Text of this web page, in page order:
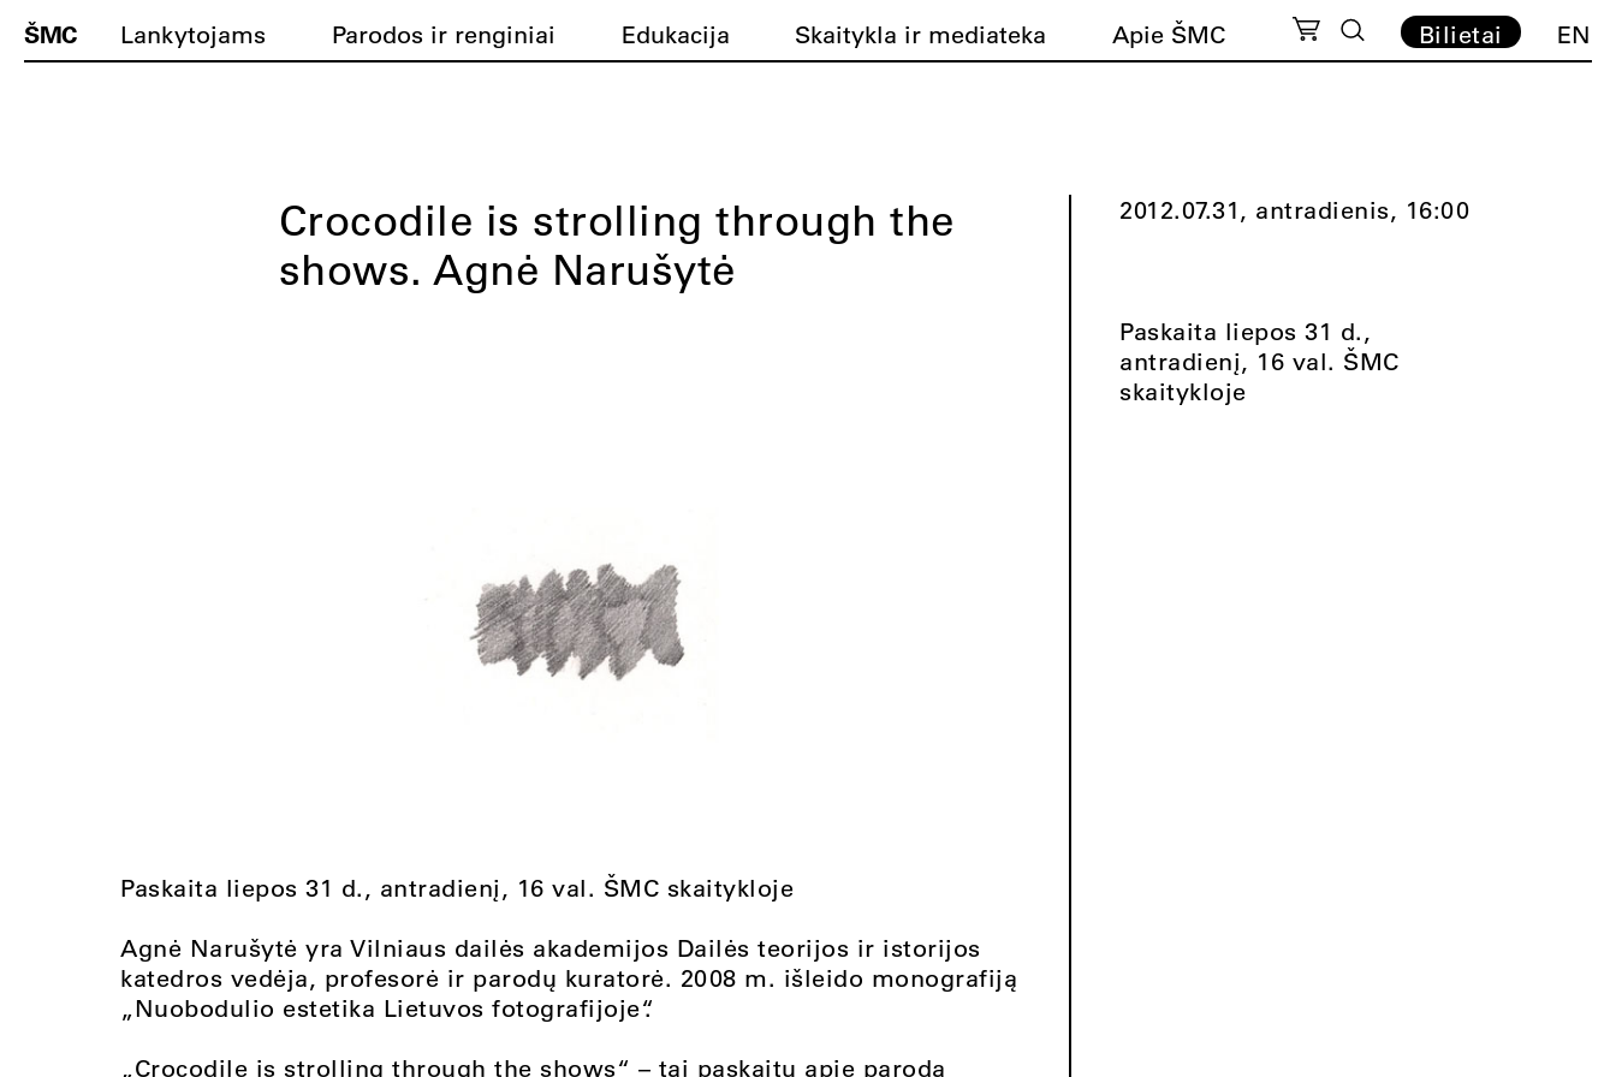
ŠMC Lankytojams Parodos ir renginiai Edukacija Skaitykla ir mediateka Apie ŠMC Bilietai EN
Crocodile is strolling through the
shows. Agnė Narušytė
Paskaita liepos 31 d., antradienį, 16 val. ŠMC skaitykloje
Agnė Narušytė yra Vilniaus dailės akademijos Dailės teorijos ir istorijos
katedros vedėja, profesorė ir parodų kuratorė. 2008 m. išleido monografiją
„Nuobodulio estetika Lietuvos fotografijoje“.
„Crocodile is strolling through the shows“ – tai paskaitų apie parodą
2012.07.31, antradienis, 16:00
Paskaita liepos 31 d.,
antradienį, 16 val. ŠMC
skaitykloje